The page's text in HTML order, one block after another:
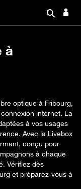
à
optique à Fribourg,
internet. La
à vos usages
Avec la Livebox
conçu pour
à chaque
Vérifiez dès
et préparez-vous à